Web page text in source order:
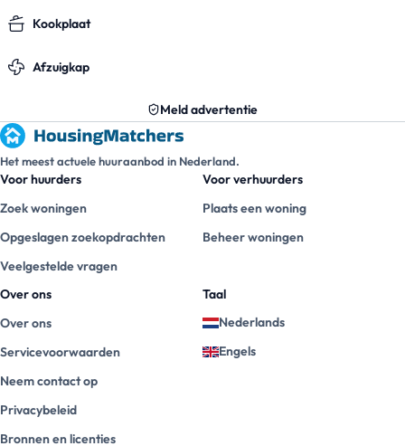
Kookplaat
Afzuigkap
Meld advertentie
Het meest actuele huuraanbod in Nederland.
Voor huurders
Zoek woningen
Opgeslagen zoekopdrachten
Veelgestelde vragen
Voor verhuurders
Plaats een woning
Beheer woningen
Over ons
Over ons
Servicevoorwaarden
Neem contact op
Privacybeleid
Bronnen en licenties
Taal
Nederlands
Engels